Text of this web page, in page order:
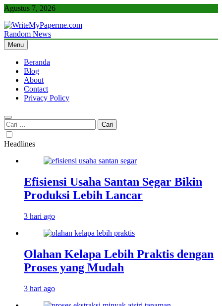
Skip
content
Agustus 7, 2026
WriteMyPaperme.com
Bisnis, Kuliner, Teknologi
Random News
Menu
Beranda
Blog
About
Contact
Privacy Policy
Cari
untuk:
Headlines
Efisiensi Usaha Santan Segar Bikin
Produksi Lebih Lancar
3 hari ago
Olahan Kelapa Lebih Praktis dengan
Proses yang Mudah
3 hari ago